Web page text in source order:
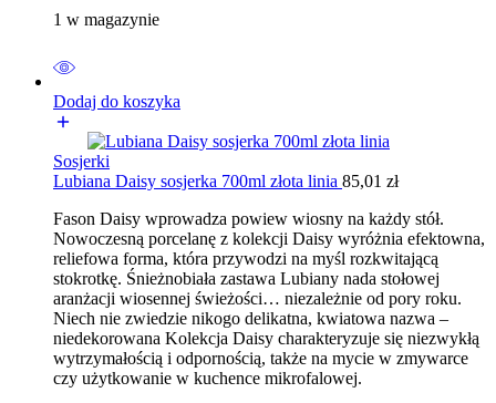
1 w magazynie
Dodaj do koszyka
Sosjerki
Lubiana Daisy sosjerka 700ml złota linia 85,01 zł
Fason Daisy wprowadza powiew wiosny na każdy stół.
Nowoczesną porcelanę z kolekcji Daisy wyróżnia efektowna,
reliefowa forma, która przywodzi na myśl rozkwitającą
stokrotkę. Śnieżnobiała zastawa Lubiany nada stołowej
aranżacji wiosennej świeżości… niezależnie od pory roku.
Niech nie zwiedzie nikogo delikatna, kwiatowa nazwa –
niedekorowana Kolekcja Daisy charakteryzuje się niezwykłą
wytrzymałością i odpornością, także na mycie w zmywarce
czy użytkowanie w kuchence mikrofalowej.